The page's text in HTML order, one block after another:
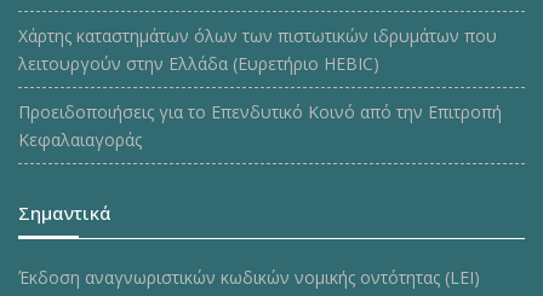
Χάρτης καταστημάτων όλων των πιστωτικών ιδρυμάτων που
λειτουργούν στην Ελλάδα (Ευρετήριο HEBIC)
Προειδοποιήσεις για το Επενδυτικό Κοινό από την Επιτροπή
Κεφαλαιαγοράς
Σημαντικά
Έκδοση αναγνωριστικών κωδικών νομικής οντότητας (LEI)